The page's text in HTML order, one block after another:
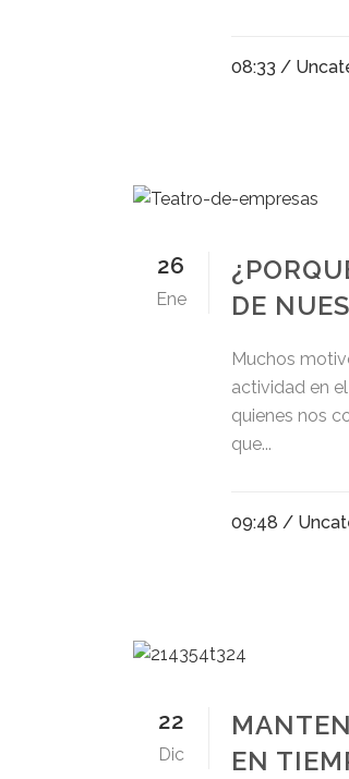
08:33 /
26
Ene
DE
Muchos
actividad en
quienes nos
que...
09:48 /
22
Dic
EN